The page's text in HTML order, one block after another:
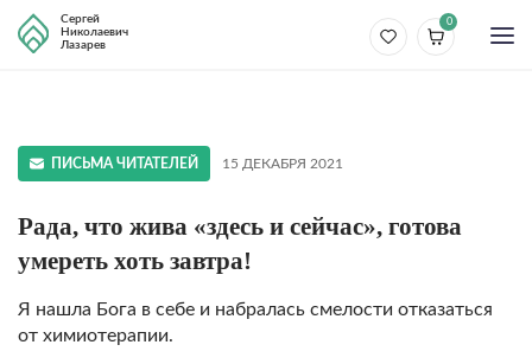
Сергей
Николаевич
Лазарев
0
ПИСЬМА ЧИТАТЕЛЕЙ 15 ДЕКАБРЯ 2021
Рада, что жива «здесь и сейчас», готова
умереть хоть завтра!
Я нашла Бога в себе и набралась смелости отказаться
от химиотерапии.